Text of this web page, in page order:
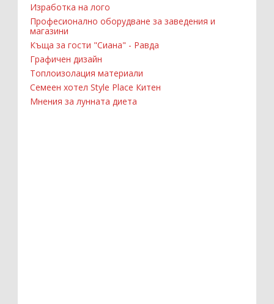
Изработка на лого
Професионално оборудване за заведения и
магазини
Къща за гости "Сиана" - Равда
Графичен дизайн
Топлоизолация материали
Семеен хотел Style Place Китен
Мнения за лунната диета